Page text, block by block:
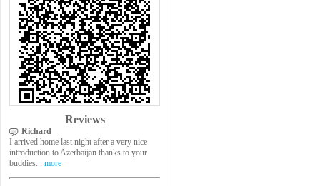
Reviews
Richard
I arrived home last night after a very nice
introduction to Azerbaijan thanks to your
buddies... more